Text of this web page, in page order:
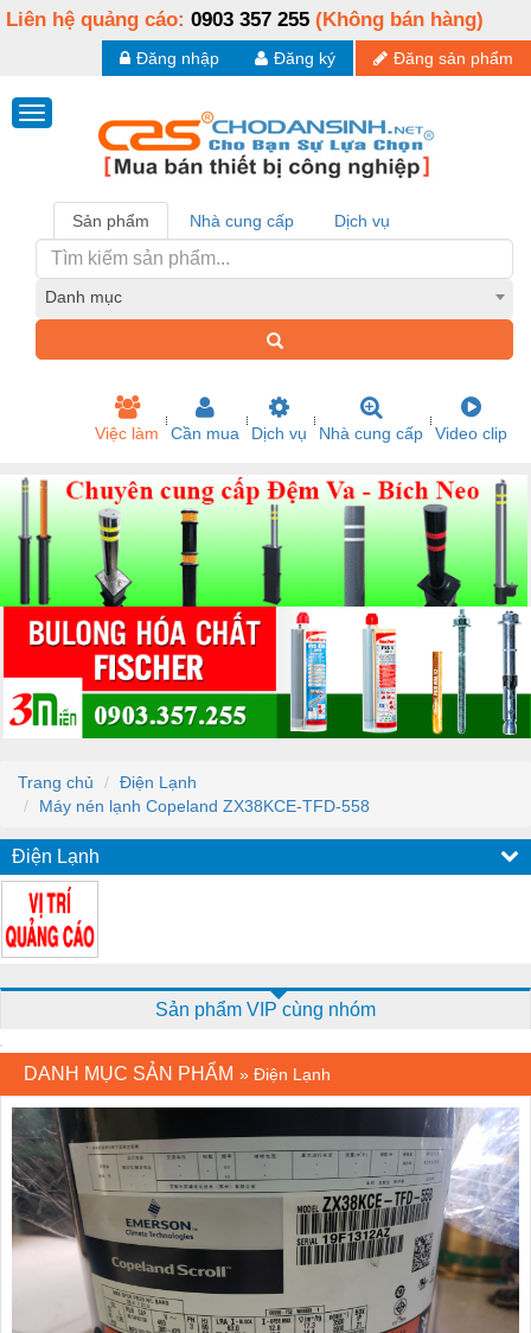
Liên hệ quảng cáo: 0903 357 255 (Không bán hàng)
Đăng sản phẩm
Đăng ký
Đăng nhập
Sản phẩm Nhà cung cấp Dịch vụ
Danh mục
Việc làm Cần mua Dịch vụ Nhà cung cấp Video clip
Trang chủ
Điện Lạnh
Máy nén lạnh Copeland ZX38KCE-TFD-558
Điện Lạnh
Sản phẩm VIP cùng nhóm
DANH MỤC SẢN PHẨM » Điện Lạnh